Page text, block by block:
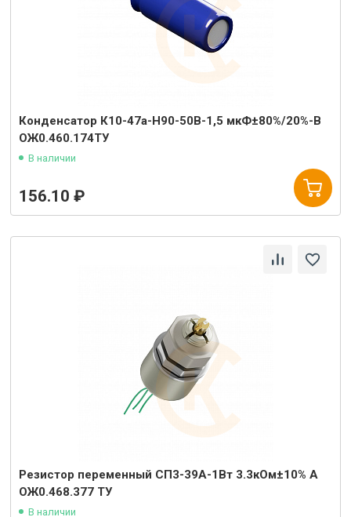
Конденсатор К10-47а-Н90-50В-1,5 мкФ±80%/20%-В
ОЖ0.460.174ТУ
В наличии
156.10 ₽
Резистор переменный СП3-39А-1Вт 3.3кОм±10% А
ОЖ0.468.377 ТУ
В наличии